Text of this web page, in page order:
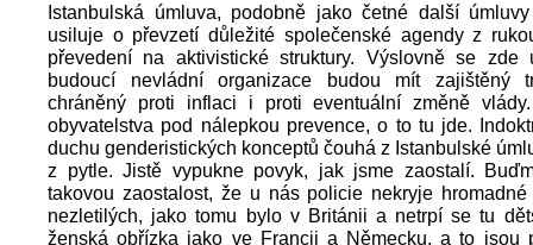
Istanbulská úmluva, podobně jako četné další
usiluje o převzetí důležité společenské agendy z
převedení na aktivistické struktury. Výslovně se zde
budoucí nevládní organizace budou mít zajištěný
chráněný proti inflaci i proti eventuální změně
obyvatelstva pod nálepkou prevence, o to tu jde.
duchu genderistických konceptů čouhá z Istanbulské
z pytle. Jistě vypukne povyk, jak jsme zaostalí.
takovou zaostalost, že u nás policie nekryje
nezletilých, jako tomu bylo v Británii a netrpí se tu
ženská obřízka jako ve Francii a Německu, a to jsou